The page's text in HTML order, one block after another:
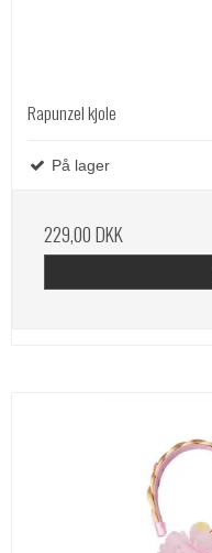
Rapunzel kjole
På lager
229,00 DKK